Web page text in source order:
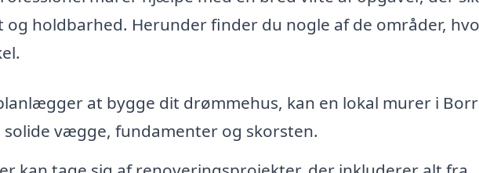
holdbarhed. Herunder finder du nogle af de områder,
at bygge dit drømmehus, kan en lokal murer i
vægge, fundamenter og skorsten.